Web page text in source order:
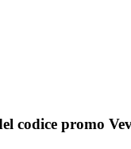
codice promo